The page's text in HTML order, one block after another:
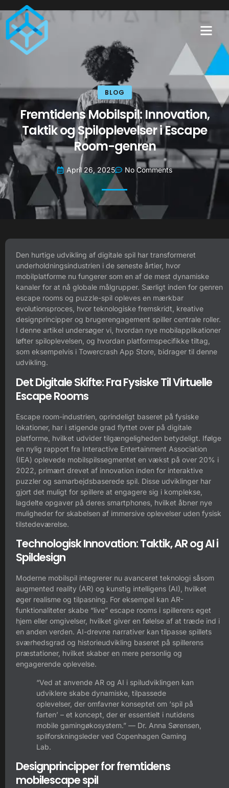
BLOG
Fremtidens Mobilspil: Innovation,
Taktik og Spiloplevelser i Escape
Room-genren
April 26, 2025 No Comments
Den hurtige udvikling af digitale spil har transformeret
underholdningsindustrien i de seneste årtier, hvor
mobilplatforme nu fungerer som en af de mest dynamiske
kanaler for at nå globale målgrupper. Særligt inden for genren
escape rooms og puzzle-spil opleves en mærkbar
evolutionsproces, hvor teknologiske fremskridt, kreative
designprincipper og brugerengagement spiller centrale roller.
I denne artikel undersøger vi, hvordan nye mobilapplikationer
løfter spiloplevelsen, og hvordan platformspecifikke tiltag,
som eksempelvis i Towercrash App Store, bidrager til denne
udvikling.
Det Digitale Skifte: Fra Fysiske Til Virtuelle
Escape Rooms
Escape room-industrien, oprindeligt baseret på fysiske
lokationer, har i stigende grad flyttet over på digitale
platforme, hvilket udvider tilgængeligheden betydeligt. Ifølge
en nylig rapport fra Interactive Entertainment Association
(IEA) oplevede mobilspilssegmentet en vækst på over 20% i
2022, primært drevet af innovation inden for interaktive
puzzler og samarbejdsbaserede spil. Disse udviklinger har
gjort det muligt for spillere at engagere sig i komplekse,
lagdelte opgaver på deres smartphones, hvilket åbner nye
muligheder for skabelsen af immersive oplevelser uden fysisk
tilstedeværelse.
Technologisk Innovation: Taktik, AR og AI i
Spildesign
Moderne mobilspil integrerer nu avanceret teknologi såsom
augmented reality (AR) og kunstig intelligens (AI), hvilket
øger realisme og tilpasning. For eksempel kan AR-
funktionaliteter skabe “live” escape rooms i spillerens eget
hjem eller omgivelser, hvilket giver en følelse af at træde ind i
en anden verden. AI-drevne narrativer kan tilpasse spillets
sværhedsgrad og historieudvikling baseret på spillerens
præstationer, hvilket skaber en mere personlig og
engagerende oplevelse.
“Ved at anvende AR og AI i spiludviklingen kan
udviklere skabe dynamiske, tilpassede
oplevelser, der omfavner konseptet om ‘spil på
farten’ – et koncept, der er essentielt i nutidens
mobile gamingøkosystem.” — Dr. Anna Sørensen,
spilforskningsleder ved Copenhagen Gaming
Lab.
Designprincipper for fremtidens
mobilescape spil